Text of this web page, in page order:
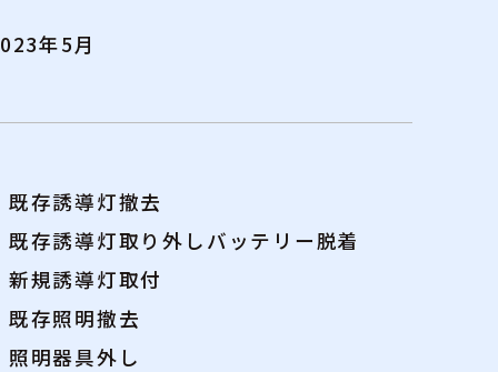
年5月
既存誘導灯撤去
既存誘導灯取り外しバッテリー脱着
新規誘導灯取付
既存照明撤去
照明器具外し